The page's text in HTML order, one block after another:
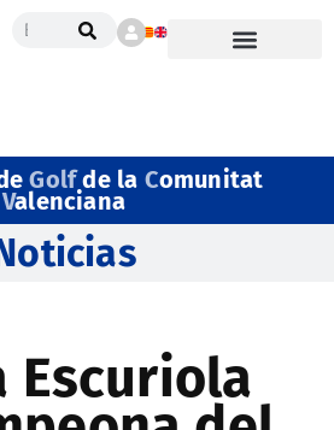
Golfde la Comunitat
Valenciana
Escuriola